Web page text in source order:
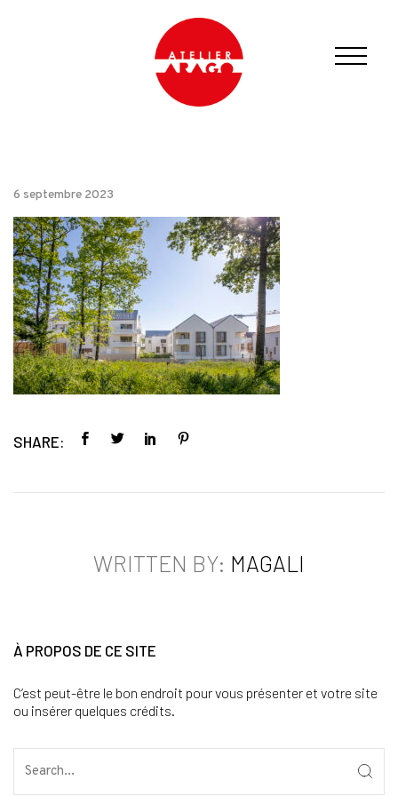
6 septembre 2023
SHARE:
WRITTEN BY: MAGALI
À PROPOS DE CE SITE
C’est peut-être le bon endroit pour vous présenter et votre site
ou insérer quelques crédits.